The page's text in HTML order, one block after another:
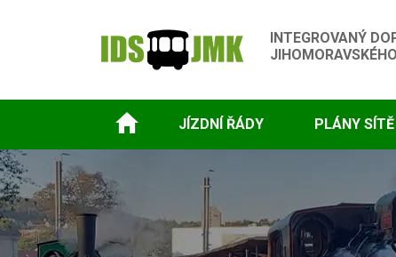
INTEGROVANÝ
JÍZDNÍ ŘÁDY PLÁNY SÍTĚ